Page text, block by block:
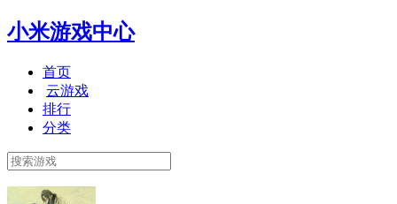
小米游戏中心
首页
云游戏
排行
分类